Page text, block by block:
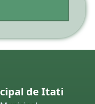
de Itati